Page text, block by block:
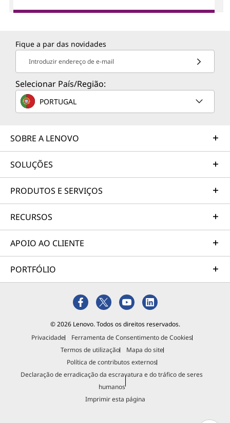
Fique a par das novidades
Introduzir endereço de e-mail
Selecionar País/Região:
PORTUGAL
SOBRE A LENOVO
SOLUÇÕES
PRODUTOS E SERVIÇOS
RECURSOS
APOIO AO CLIENTE
PORTFÓLIO
© 2026 Lenovo. Todos os direitos reservados.
Privacidade
Ferramenta de Consentimento de Cookies
Termos de utilização
Mapa do site
Política de contributos externos
Declaração de erradicação da escravatura e do tráfico de seres
humanos
Imprimir esta página